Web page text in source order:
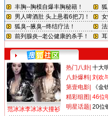
范冰冰李冰冰大撞衫
热门八卦 十大
八卦爆料 刘欢
第壹电影
《
精彩组图 46位
明星话题 20位